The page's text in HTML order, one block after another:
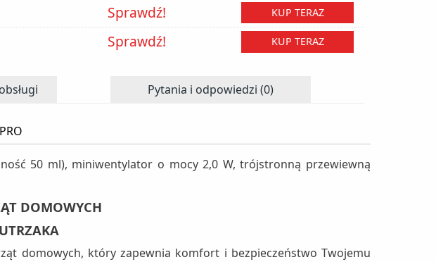
Sprawdź! KUP TERAZ
Sprawdź! KUP TERAZ
Pytania i odpowiedzi (0)
50 ml), miniwentylator o mocy 2,0 W, trójstronną przewiewną
DOMOWYCH
domowych, który zapewnia komfort i bezpieczeństwo Twojemu